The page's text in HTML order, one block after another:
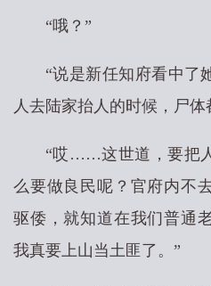
“哦？”
“说是新任知府看中了
人去陆家抬人的时候，尸体
“哎……这世道，要把
么要做良民呢？官府内不
驱倭，就知道在我们普通
我真要上山当土匪了。”